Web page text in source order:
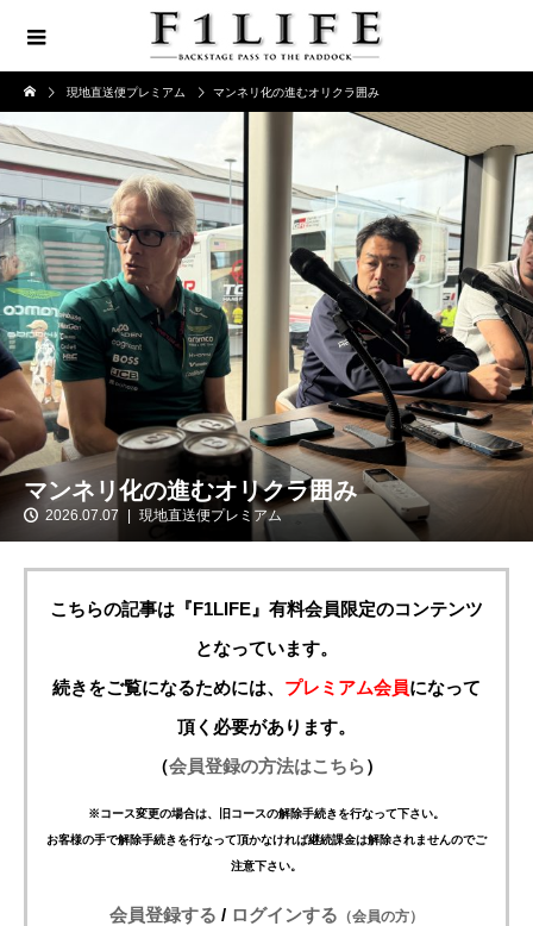
現地直送便プレミアム マンネリ化の進むオリクラ囲み
マンネリ化の進むオリクラ囲み
2026.07.07 現地直送便プレミアム
こちらの記事は『F1LIFE』有料会員限定のコンテンツ
となっています。
続きをご覧になるためには、 プレミアム会員になって
頂く必要があります。
（会員登録の方法はこちら）
※コース変更の場合は、旧コースの解除手続きを行なって下さい。
お客様の手で解除手続きを行なって頂かなければ継続課金は解除されませんのでご
注意下さい。
会員登録する / ログインする （会員の方）